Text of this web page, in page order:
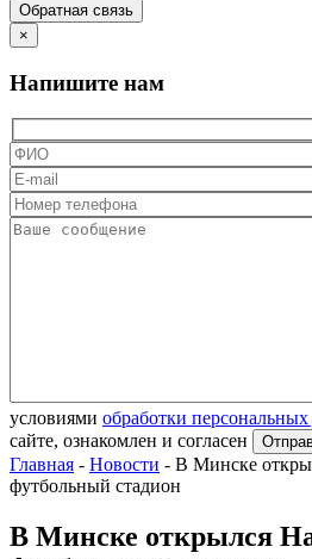
Обратная связь
×
Напишите нам
условиями обработки
сайте, ознакомлен и согласен
Главная - Новости - В Минске
футбольный стадион
В Минске открылся